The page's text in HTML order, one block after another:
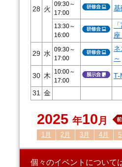
28 火
09:30～
17:00
基
13:30～
16:00
座
29 水
09:30～
17:00
～
30 木
10:00～
17:00
T-
31 金
2025 年10 月
1月
2月 3月 4月 5
個々のイベントについて